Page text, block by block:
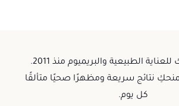
د. حلو — علامتك للعناية الطبيعية والبريميوم منذ 2011.
نتائج سريعة ومظهرًا صحيًا متألقًا
كل يوم.